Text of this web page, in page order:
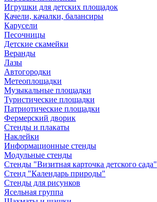
Игрушки для детских площадок
Качели, качалки, балансиры
Карусели
Песочницы
Детские скамейки
Веранды
Лазы
Автогородки
Метеоплощадки
Музыкальные площадки
Туристические площадки
Патриотические площадки
Фермерский дворик
Стенды и плакаты
Наклейки
Информационные стенды
Модульные стенды
Стенды "Визитная карточка детского сада"
Стенд "Календарь природы"
Стенды для рисунков
Ясельная группа